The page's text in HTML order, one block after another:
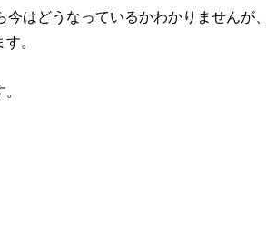
はどうなっているかわかりませんが
。